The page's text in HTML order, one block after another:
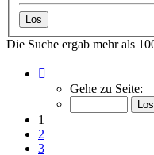
Die Suche ergab mehr als
von
Gehe zu Seite:
1
2
3